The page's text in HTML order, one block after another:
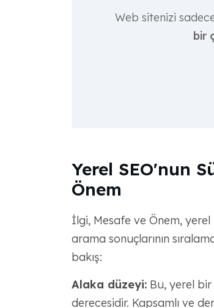
Web sitenizi
bir
Yerel SEO'nun
Önem
İlgi, Mesafe ve Önem,
arama sonuçlarının
bakış:
Alaka düzeyi:Bu, yerel bir
derecesidir. Kapsamlı ve